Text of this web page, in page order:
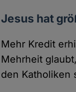
Jesus hat
Mehr Kredit
Mehrheit
den Katholiken